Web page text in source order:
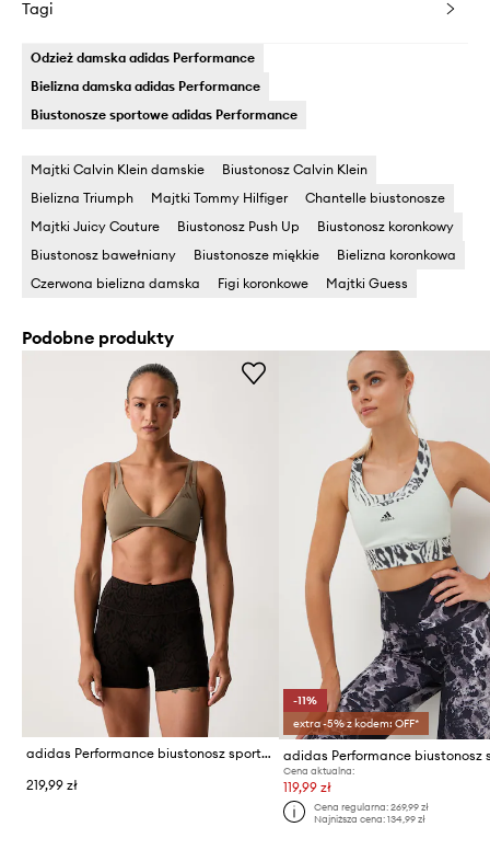
Tagi
Odzież damska adidas Performance
Bielizna damska adidas Performance
Biustonosze sportowe adidas Performance
Majtki Calvin Klein damskie
Biustonosz Calvin Klein
Bielizna Triumph
Majtki Tommy Hilfiger
Chantelle biustonosze
Majtki Juicy Couture
Biustonosz Push Up
Biustonosz koronkowy
Biustonosz bawełniany
Biustonosze miękkie
Bielizna koronkowa
Czerwona bielizna damska
Figi koronkowe Majtki Guess
Podobne produkty
adidas Performance biustonosz sportowy Optime
219,99 zł
-11%
extra -5% z kodem: OFF*
Cena aktualna:
119,99 zł
Cena regularna: 269,99 zł
Najniższa cena: 134,99 zł